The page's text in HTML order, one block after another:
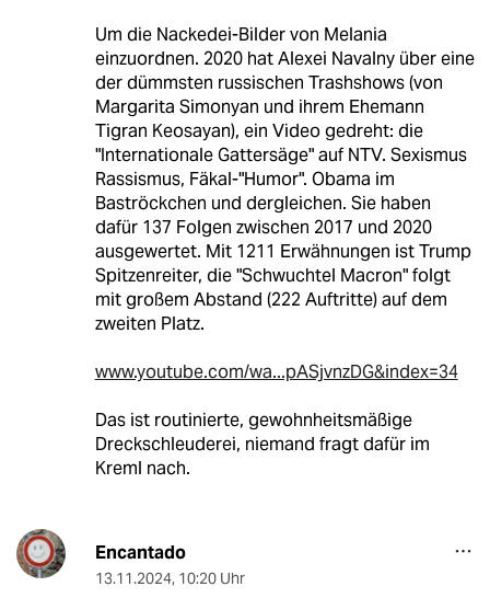
Um die Nackedei-Bilder von Melania
einzuordnen. 2020 hat Alexei Navalny über eine
der dümmsten russischen Trashshows (von
Margarita Simonyan und ihrem Ehemann
Tigran Keosayan), ein Video gedreht: die
"Internationale Gattersäge" auf NTV. Sexismus
Rassismus, Fäkal-"Humor". Obama im
Baströckchen und dergleichen. Sie haben
dafür 137 Folgen zwischen 2017 und 2020
ausgewertet. Mit 1211 Erwähnungen ist Trump
Spitzenreiter, die "Schwuchtel Macron" folgt
mit großem Abstand (222 Auftritte) auf dem
zweiten Platz.
www.youtube.com/wa...pASjvnzDG&index=34
Das ist routinierte, gewohnheitsmäßige
Dreckschleuderei, niemand fragt dafür im
Kreml nach.
Encantado
13.11.2024, 10:20 Uhr